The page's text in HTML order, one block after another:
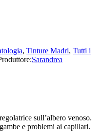
, Tinture Madri, Tutti i
Sarandrea
sull’albero venoso.
e problemi ai capillari.